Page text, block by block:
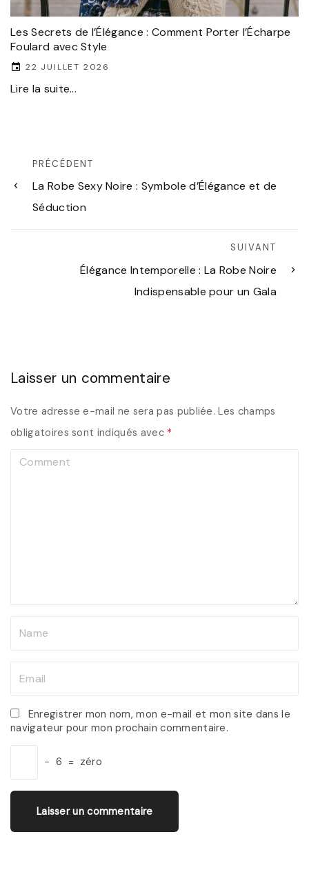
Les Secrets de l’Élégance : Comment Porter l’Écharpe
Foulard avec Style
22 JUILLET 2026
Lire la suite...
PRÉCÉDENT
La Robe Sexy Noire : Symbole d’Élégance et de
Séduction
SUIVANT
Élégance Intemporelle : La Robe Noire
Indispensable pour un Gala
Laisser un commentaire
Votre adresse e-mail ne sera pas publiée. Les champs
obligatoires sont indiqués avec *
*
a
i
Enregistrer mon nom, mon e-mail et mon site dans le
navigateur pour mon prochain commentaire.
− 6 = zéro